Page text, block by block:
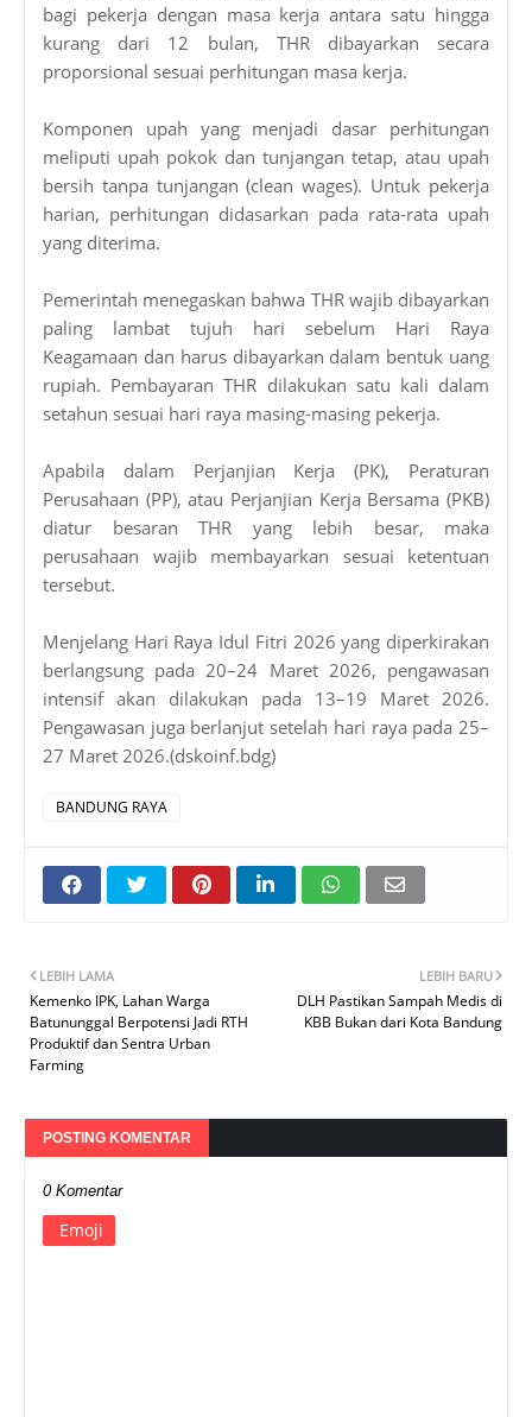
bagi pekerja dengan masa kerja antara satu hingga
kurang dari 12 bulan, THR dibayarkan secara
proporsional sesuai perhitungan masa kerja.
Komponen upah yang menjadi dasar perhitungan
meliputi upah pokok dan tunjangan tetap, atau upah
bersih tanpa tunjangan (clean wages). Untuk pekerja
harian, perhitungan didasarkan pada rata-rata upah
yang diterima.
Pemerintah menegaskan bahwa THR wajib dibayarkan
paling lambat tujuh hari sebelum Hari Raya
Keagamaan dan harus dibayarkan dalam bentuk uang
rupiah. Pembayaran THR dilakukan satu kali dalam
setahun sesuai hari raya masing-masing pekerja.
Apabila dalam Perjanjian Kerja (PK), Peraturan
Perusahaan (PP), atau Perjanjian Kerja Bersama (PKB)
diatur besaran THR yang lebih besar, maka
perusahaan wajib membayarkan sesuai ketentuan
tersebut.
Menjelang Hari Raya Idul Fitri 2026 yang diperkirakan
berlangsung pada 20–24 Maret 2026, pengawasan
intensif akan dilakukan pada 13–19 Maret 2026.
Pengawasan juga berlanjut setelah hari raya pada 25–
27 Maret 2026.(dskoinf.bdg)
BANDUNG RAYA
LEBIH BARU
DLH Pastikan Sampah Medis di
KBB Bukan dari Kota Bandung
LEBIH LAMA
Kemenko IPK, Lahan Warga
Batununggal Berpotensi Jadi RTH
Produktif dan Sentra Urban
Farming
POSTING KOMENTAR
0 Komentar
Emoji